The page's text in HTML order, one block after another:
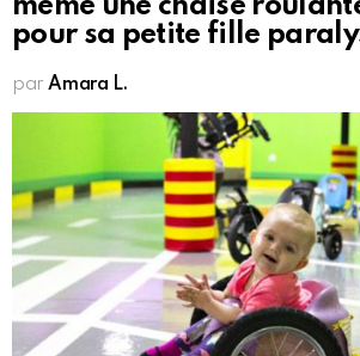
même une chaise
pour sa petite fille
par Amara L.